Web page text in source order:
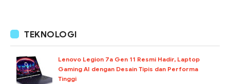
TEKNOLOGI
Lenovo Legion 7a Gen 11 Resmi Hadir, Laptop
Gaming AI dengan Desain Tipis dan Performa
Tinggi